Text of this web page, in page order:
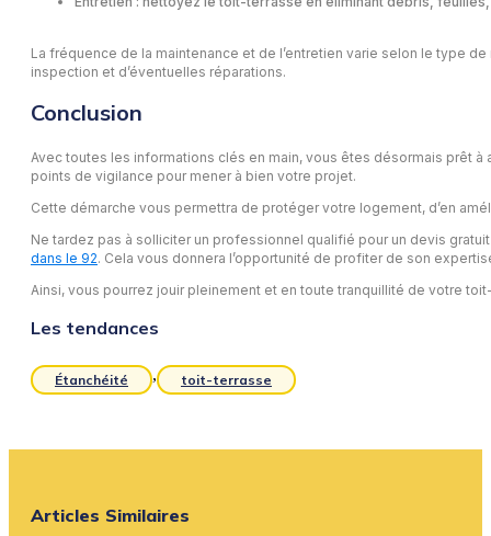
La fréquence de la maintenance et de l’entretien varie selon le type
inspection et d’éventuelles réparations.
Conclusion
Avec toutes les informations clés en main, vous êtes désormais prêt
points de vigilance pour mener à bien votre projet.
Cette démarche vous permettra de protéger votre logement, d’en
Ne tardez pas à solliciter un professionnel qualifié pour un devis
dans le 92. Cela vous donnera l’opportunité de profiter de son
Ainsi, vous pourrez jouir pleinement et en toute tranquillité de votre
Les tendances
Étanchéité , toit-terrasse
Articles Similaires